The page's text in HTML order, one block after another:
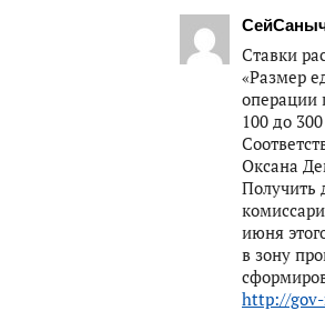
Ставки
«Размер
операции
100 до
Оксана
Получить
июня
в зону
http://